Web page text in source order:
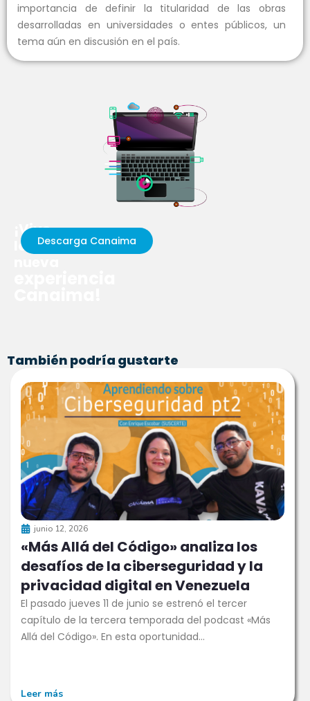
importancia de definir la titularidad de las obras
desarrolladas en universidades o entes públicos, un
tema aún en discusión en el país.
social y colaborativo del conocimiento libre,
recordando que el modelo de negocio en el Software
Libre se basa más en servicios y colaboración que en la
venta de productos.
¡Vive
la
Descarga Canaima
También podría gustarte
junio 12, 2026
«Más Allá del Código» analiza los
desafíos de la ciberseguridad y la
privacidad digital en Venezuela
El pasado jueves 11 de junio se estrenó el tercer
capítulo de la tercera temporada del podcast «Más
Allá del Código». En esta oportunidad...
Leer más